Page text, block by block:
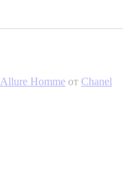
Allure Homme от Chanel